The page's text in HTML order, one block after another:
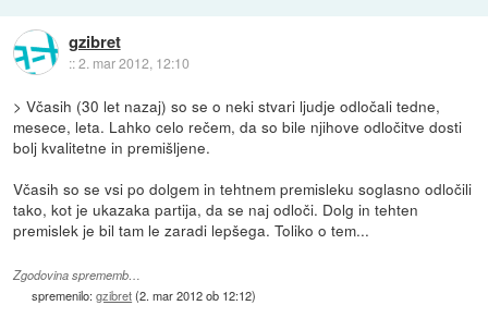
gzibret
::2. mar 2012, 12:10
> Včasih (30 let nazaj) so se o neki stvari ljudje odločali tedne,
mesece, leta. Lahko celo rečem, da so bile njihove odločitve dosti
bolj kvalitetne in premišljene.
Včasih so se vsi po dolgem in tehtnem premisleku soglasno odločili
tako, kot je ukazaka partija, da se naj odloči. Dolg in tehten
premislek je bil tam le zaradi lepšega. Toliko o tem...
Zgodovina sprememb…
spremenilo:gzibret(2. mar 2012 ob 12:12)